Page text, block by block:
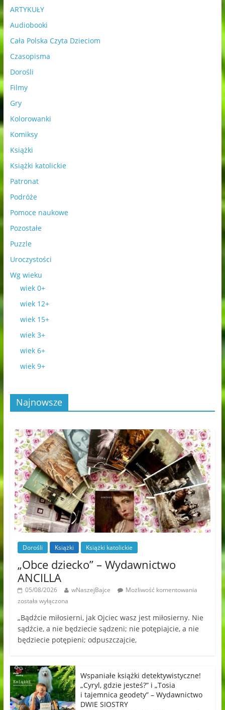
ARTYKUŁY
Audiobooki
Cała Polska Czyta Dzieciom
Czasopisma
Dorośli
Filmy
Gry
Kolorowanki
Komiksy
Książki
Książki katolickie
Patronat
Podróże
Pomoce naukowe
Pozostałe
Puzzle
Uroczystości
Wg wieku
wiek 0+
wiek 12+
wiek 15+
wiek 3+
wiek 6+
wiek 9+
Najnowsze
Dorośli Książki Książki katolickie
„Obce dziecko” – Wydawnictwo
ANCILLA
05/08/2026 wNaszejBajce
Możliwość komentowania
została wyłączona
„Bądźcie miłosierni, jak Ojciec wasz jest miłosierny. Nie
sądźcie, a nie będziecie sądzeni; nie potępiajcie, a nie
będziecie potępieni; odpuszczajcie,
Wspaniałe książki detektywistyczne!
„Cyryl, gdzie jesteś?” i „Tosia
i tajemnica geodety” – Wydawnictwo
DWIE SIOSTRY